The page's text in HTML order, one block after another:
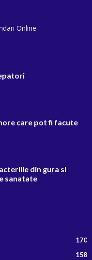
Online
care pot fi facute
din gura si
sanatate
170
158